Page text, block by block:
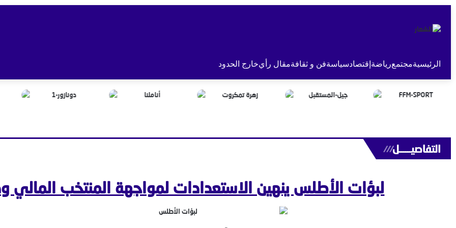
الرئيسيةمجتمعرياضة إقتصادسياسةفن و ثقافةمقال رأيخارج الحدود
التفاصيــــــل///
لبؤات الأطلس ينهين الاستعدادات لمواجهة المنتخب المالي